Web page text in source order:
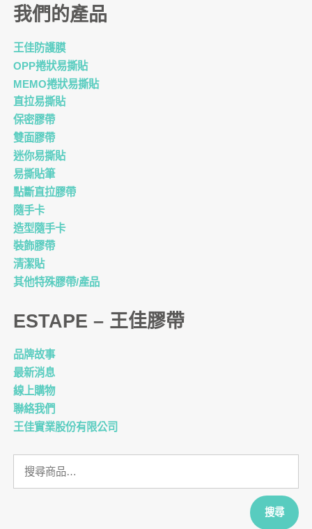
我們的產品
王佳防護膜
OPP捲狀易撕貼
MEMO捲狀易撕貼
直拉易撕貼
保密膠帶
雙面膠帶
迷你易撕貼
易撕貼筆
點斷直拉膠帶
隨手卡
造型隨手卡
裝飾膠帶
清潔貼
其他特殊膠帶/產品
ESTAPE – 王佳膠帶
品牌故事
最新消息
線上購物
聯絡我們
王佳實業股份有限公司
搜尋